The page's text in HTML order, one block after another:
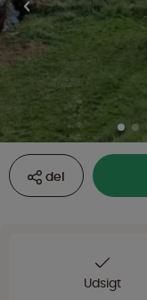
del
Udsigt